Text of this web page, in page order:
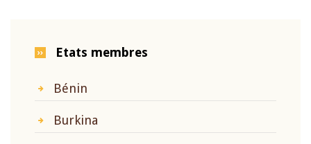
Etats membres
Bénin
Burkina